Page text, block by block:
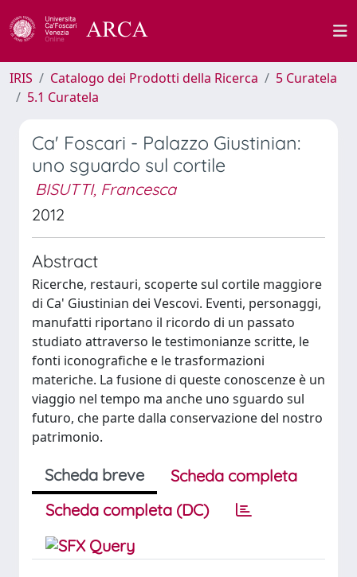
IRIS Catalogo dei Prodotti della Ricerca
5 Curatela
5.1 Curatela
Ca' Foscari - Palazzo Giustinian:
uno sguardo sul cortile
BISUTTI, Francesca
2012
Abstract
Ricerche, restauri, scoperte sul cortile maggiore
di Ca' Giustinian dei Vescovi. Eventi, personaggi,
manufatti riportano il ricordo di un passato
studiato attraverso le testimonianze scritte, le
fonti iconografiche e le trasformazioni
materiche. La fusione di queste conoscenze è un
viaggio nel tempo ma anche uno sguardo sul
futuro, che parte dalla conservazione del nostro
patrimonio.
Scheda breve
Scheda completa
Scheda completa (DC)